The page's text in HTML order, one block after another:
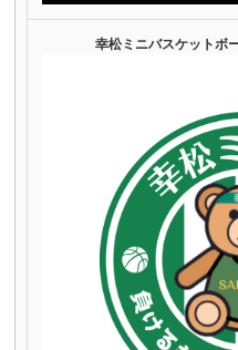
幸松ミニバスケットボ